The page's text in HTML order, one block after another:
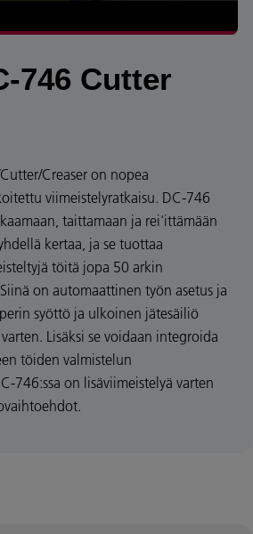
746 Cutter
Creaser on nopea
viimeistelyratkaisu. DC-746
taittamaan ja rei'ittämään
kertaa, ja se tuottaa
töitä jopa 50 arkin
on automaattinen työn asetus ja
syöttö ja ulkoinen jätesäiliö
Lisäksi se voidaan integroida
töiden valmistelun
746:ssa on lisäviimeistelyä varten